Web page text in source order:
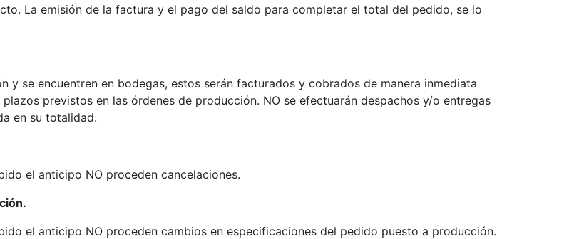
La emisión de la factura y el pago del saldo para completar el total del pedido, se lo
y se encuentren en bodegas, estos serán facturados y cobrados de manera inmediata
previstos en las órdenes de producción. NO se efectuarán despachos y/o entregas
en su totalidad.
el anticipo NO proceden cancelaciones.
el anticipo NO proceden cambios en especificaciones del pedido puesto a producción.